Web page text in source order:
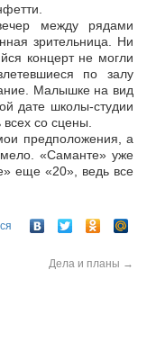
между рядами
зрительница. Ни
концерт не могли
по залу
Малышке на вид
дате школы-студии
всех со сцены.
предположения, а
«Саманте» уже
еще «20», ведь все
Дела и планы →